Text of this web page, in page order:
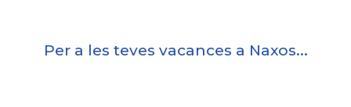
Per a les teves vacances a Naxos...